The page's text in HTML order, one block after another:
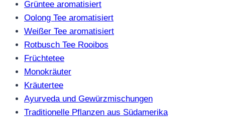
Grüntee aromatisiert
Oolong Tee aromatisiert
Weißer Tee aromatisiert
Rotbusch Tee Rooibos
Früchtetee
Monokräuter
Kräutertee
Ayurveda und Gewürzmischungen
Traditionelle Pflanzen aus Südamerika